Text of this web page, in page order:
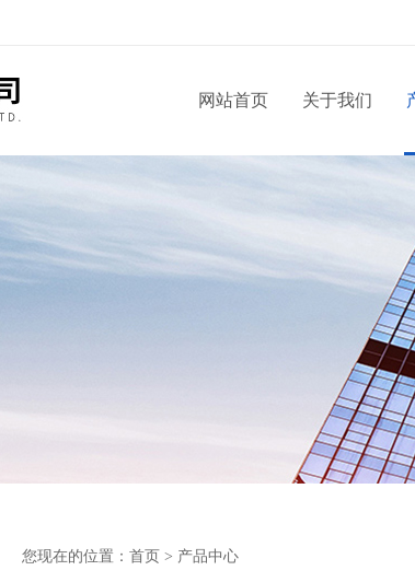
网站首页 关于我们
您现在的位置： 首页 > 产品中心